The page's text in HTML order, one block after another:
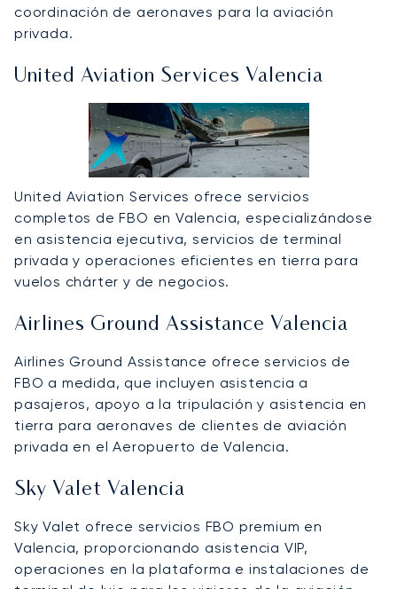
coordinación de aeronaves para la aviación
privada.
United Aviation Services Valencia
United Aviation Services ofrece servicios
completos de FBO en Valencia, especializándose
en asistencia ejecutiva, servicios de terminal
privada y operaciones eficientes en tierra para
vuelos chárter y de negocios.
Airlines Ground Assistance Valencia
Airlines Ground Assistance ofrece servicios de
FBO a medida, que incluyen asistencia a
pasajeros, apoyo a la tripulación y asistencia en
tierra para aeronaves de clientes de aviación
privada en el Aeropuerto de Valencia.
Sky Valet Valencia
Sky Valet ofrece servicios FBO premium en
Valencia, proporcionando asistencia VIP,
operaciones en la plataforma e instalaciones de